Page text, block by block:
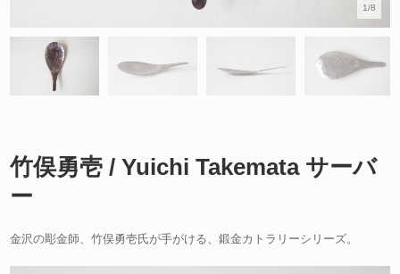
1/8
竹俣勇壱 / Yuichi Takemata サーバ
ー
金沢の彫金師、竹俣勇壱氏が手がける、鍛金カトラリーシリーズ。